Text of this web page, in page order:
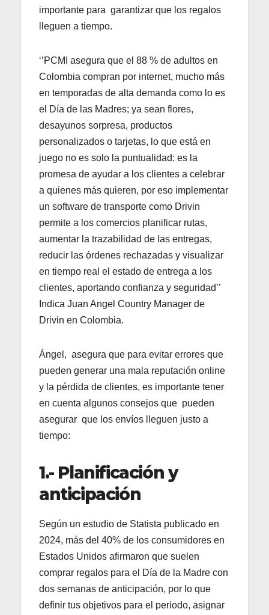
importante para garantizar que los regalos
lleguen a tiempo.
‘’PCMI asegura que el 88 % de adultos en
Colombia compran por internet, mucho más
en temporadas de alta demanda como lo es
el Día de las Madres; ya sean flores,
desayunos sorpresa, productos
personalizados o tarjetas, lo que está en
juego no es solo la puntualidad: es la
promesa de ayudar a los clientes a celebrar
a quienes más quieren, por eso implementar
un software de transporte como Drivin
permite a los comercios planificar rutas,
aumentar la trazabilidad de las entregas,
reducir las órdenes rechazadas y visualizar
en tiempo real el estado de entrega a los
clientes, aportando confianza y seguridad’’
Indica Juan Angel Country Manager de
Drivin en Colombia.
Ángel, asegura que para evitar errores que
pueden generar una mala reputación online
y la pérdida de clientes, es importante tener
en cuenta algunos consejos que pueden
asegurar que los envíos lleguen justo a
tiempo:
1.- Planificación y
anticipación
Según un estudio de Statista publicado en
2024, más del 40% de los consumidores en
Estados Unidos afirmaron que suelen
comprar regalos para el Día de la Madre con
dos semanas de anticipación, por lo que
definir tus objetivos para el periodo, asignar